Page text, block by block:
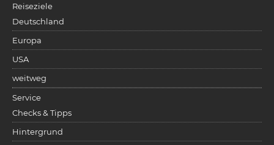
Reiseziele
Deutschland
Europa
USA
weitweg
Service
Checks & Tipps
Hintergrund